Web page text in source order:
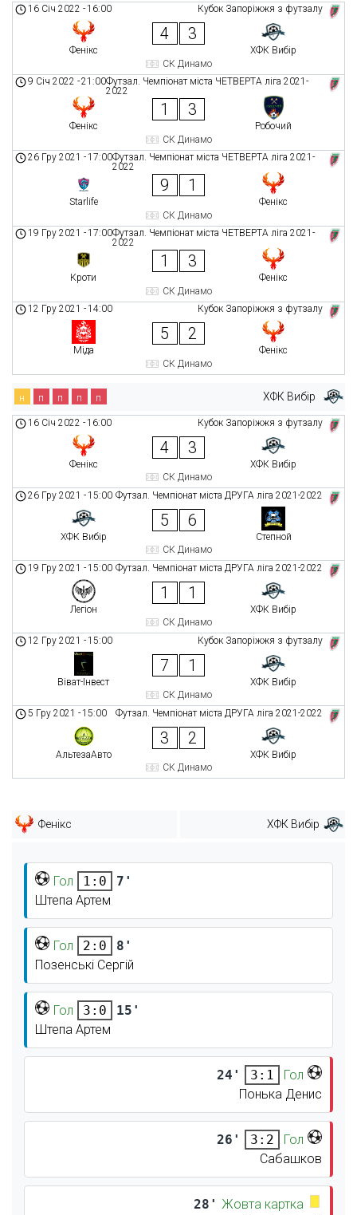
Кубок Запоріжжя з футзалу
16 Січ 2022 -16:00
Фенікс
4 3
ХФК Вибір
СК Динамо
Футзал. Чемпіонат міста ЧЕТВЕРТА ліга 2021-
2022
9 Січ 2022 -21:00
Фенікс
1 3
Робочий
СК Динамо
Футзал. Чемпіонат міста ЧЕТВЕРТА ліга 2021-
2022
26 Гру 2021 -17:00
Starlife
9 1
Фенікс
СК Динамо
Футзал. Чемпіонат міста ЧЕТВЕРТА ліга 2021-
2022
19 Гру 2021 -17:00
Кроти
1 3
Фенікс
СК Динамо
Кубок Запоріжжя з футзалу
12 Гру 2021 -14:00
Міда
5 2
Фенікс
СК Динамо
ХФК Вибір
н п п п п
Кубок Запоріжжя з футзалу
16 Січ 2022 -16:00
Фенікс
4 3
ХФК Вибір
СК Динамо
Футзал. Чемпіонат міста ДРУГА ліга 2021-2022
26 Гру 2021 -15:00
ХФК Вибір
5 6
Степной
СК Динамо
Футзал. Чемпіонат міста ДРУГА ліга 2021-2022
19 Гру 2021 -15:00
Легіон
1 1
ХФК Вибір
СК Динамо
Кубок Запоріжжя з футзалу
12 Гру 2021 -15:00
Віват-Інвест
7 1
ХФК Вибір
СК Динамо
Футзал. Чемпіонат міста ДРУГА ліга 2021-2022
5 Гру 2021 -15:00
АльтезаАвто
3 2
ХФК Вибір
СК Динамо
Фенікс ХФК Вибір
Гол 1:0
7'
Штепа Артем
Гол 2:0
8'
Позенські Сергій
Гол 3:0
15'
Штепа Артем
24' 3:1
Гол
Понька Денис
26' 3:2
Гол
Сабашков
28' Жовта картка